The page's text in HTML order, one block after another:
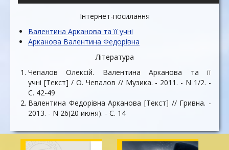
Інтернет-посилання
Валентина Арканова та її учні
Арканова Валентина Федорівна
Література
Чепалов Олексій. Валентина Арканова та її
учні [Текст] / О. Чепалов // Музика. - 2011. - N 1/2. -
С. 42-49
Валентина Федорівна Арканова [Текст] // Гривна. -
2013. - N 26(20 июня). - С. 14